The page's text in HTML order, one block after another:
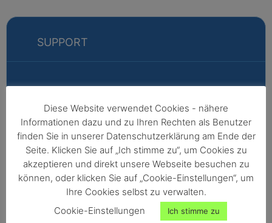
SUPPORT
Markus
Fabian
Vertriebsleitung
Außendienst -
Nordeuropa,
Afrika,
Nordamerika,
Diese Website verwendet Cookies - nähere
Informationen dazu und zu Ihren Rechten als Benutzer
finden Sie in unserer Datenschutzerklärung am Ende der
Seite. Klicken Sie auf „Ich stimme zu“, um Cookies zu
akzeptieren und direkt unsere Webseite besuchen zu
können, oder klicken Sie auf „Cookie-Einstellungen“, um
Ihre Cookies selbst zu verwalten.
Cookie-Einstellungen
Ich stimme zu